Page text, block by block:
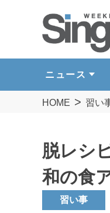
ニュース
HOME 習い
脱レシ
和の食
習い事